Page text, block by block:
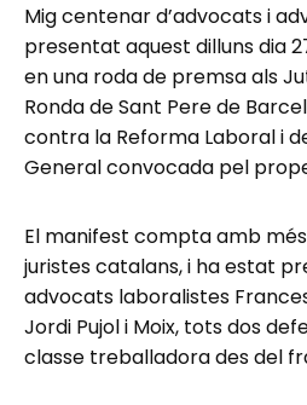
Mig centenar d’advocats i
presentat aquest dilluns dia
en una roda de premsa als
Ronda de Sant Pere de
contra la Reforma Laboral i
General convocada pel
El manifest compta amb
juristes catalans, i ha estat
advocats laboralistes
Jordi Pujol i Moix, tots dos
classe treballadora des del